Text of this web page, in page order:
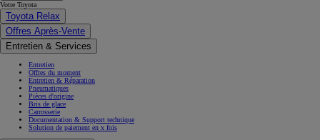
Votre Toyota
Toyota Relax
Offres Après-Vente
Entretien & Services
Entretien
Offres du moment
Entretien & Réparation
Pneumatiques
Pièces d'origine
Bris de glace
Carrosserie
Documentation & Support technique
Solution de paiement en x fois